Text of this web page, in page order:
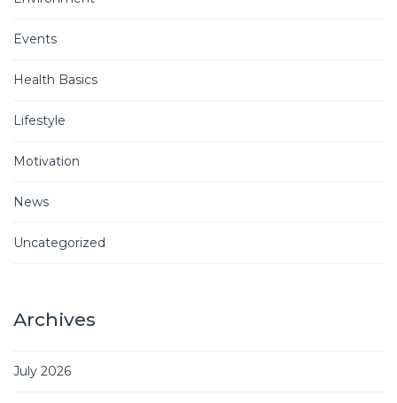
Events
Health Basics
Lifestyle
Motivation
News
Uncategorized
Archives
July 2026